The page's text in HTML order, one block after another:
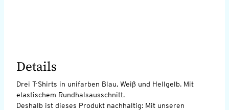
Details
Drei T-Shirts in unifarben Blau, Weiß und Hellgelb. Mit
elastischem Rundhalsausschnitt.
Deshalb ist dieses Produkt nachhaltig: Mit unseren